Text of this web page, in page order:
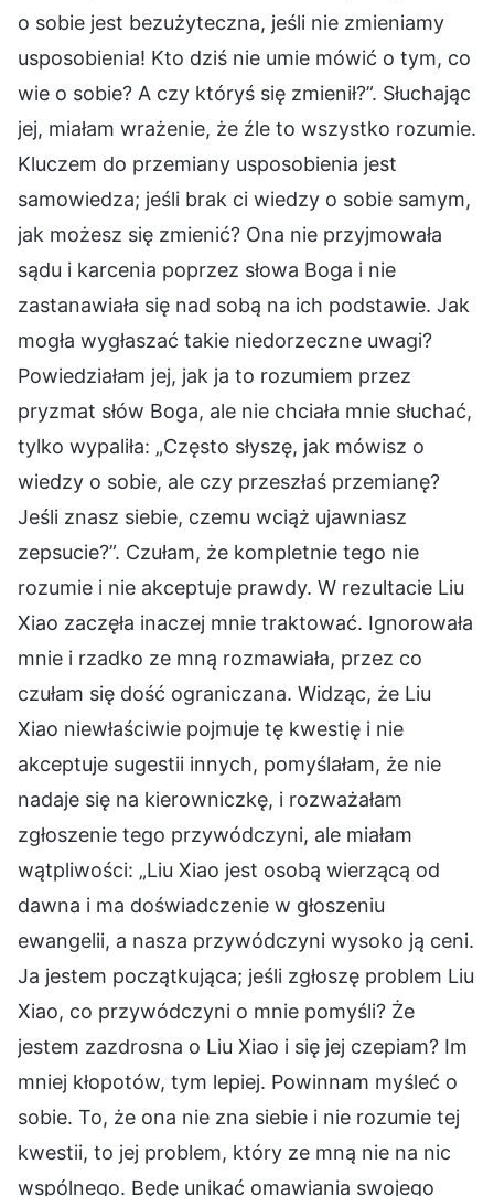
o sobie jest bezużyteczna, jeśli nie zmieniamy
usposobienia! Kto dziś nie umie mówić o tym, co
wie o sobie? A czy któryś się zmienił?”. Słuchając
jej, miałam wrażenie, że źle to wszystko rozumie.
Kluczem do przemiany usposobienia jest
samowiedza; jeśli brak ci wiedzy o sobie samym,
jak możesz się zmienić? Ona nie przyjmowała
sądu i karcenia poprzez słowa Boga i nie
zastanawiała się nad sobą na ich podstawie. Jak
mogła wygłaszać takie niedorzeczne uwagi?
Powiedziałam jej, jak ja to rozumiem przez
pryzmat słów Boga, ale nie chciała mnie słuchać,
tylko wypaliła: „Często słyszę, jak mówisz o
wiedzy o sobie, ale czy przeszłaś przemianę?
Jeśli znasz siebie, czemu wciąż ujawniasz
zepsucie?”. Czułam, że kompletnie tego nie
rozumie i nie akceptuje prawdy. W rezultacie Liu
Xiao zaczęła inaczej mnie traktować. Ignorowała
mnie i rzadko ze mną rozmawiała, przez co
czułam się dość ograniczana. Widząc, że Liu
Xiao niewłaściwie pojmuje tę kwestię i nie
akceptuje sugestii innych, pomyślałam, że nie
nadaje się na kierowniczkę, i rozważałam
zgłoszenie tego przywódczyni, ale miałam
wątpliwości: „Liu Xiao jest osobą wierzącą od
dawna i ma doświadczenie w głoszeniu
ewangelii, a nasza przywódczyni wysoko ją ceni.
Ja jestem początkująca; jeśli zgłoszę problem Liu
Xiao, co przywódczyni o mnie pomyśli? Że
jestem zazdrosna o Liu Xiao i się jej czepiam? Im
mniej kłopotów, tym lepiej. Powinnam myśleć o
sobie. To, że ona nie zna siebie i nie rozumie tej
kwestii, to jej problem, który ze mną nie na nic
wspólnego. Będę unikać omawiania swojego